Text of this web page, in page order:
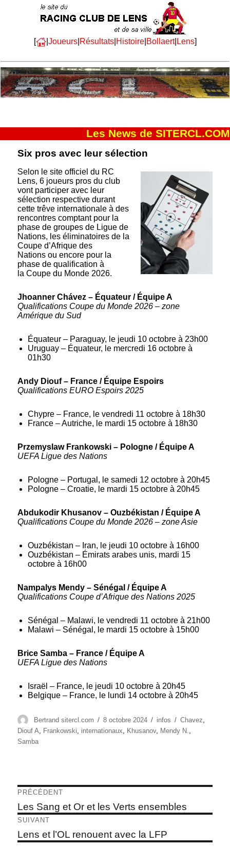
[ | Joueurs| Résultats| Histoire| Bollaert| Lens]
Les News de SITERCL.COM
Six pros avec leur sélection
Selon le site officiel du RC
Lens, 6 joueurs pros du club
vont participer avec leur
sélection respective durant
cette trêve internationale à des
rencontres comptant pour la
phase de groupes de Ligue de
Nations, les éliminatoires de la
Coupe d’Afrique des
Nations ou encore pour la
phase de qualification à
la Coupe du Monde 2026.
Jhoanner Chávez – Équateur / Équipe A
Qualifications Coupe du Monde 2026 – zone
Amérique du Sud
Équateur – Paraguay, le jeudi 10 octobre à 23h00
Uruguay – Équateur, le mercredi 16 octobre à
01h30
Andy Diouf – France / Équipe Espoirs
Qualifications EURO Espoirs 2025
Chypre – France, le vendredi 11 octobre à 18h30
France – Autriche, le mardi 15 octobre à 18h30
Przemyslaw Frankowski – Pologne / Équipe A
UEFA Ligue des Nations
Pologne – Portugal, le samedi 12 octobre à 20h45
Pologne – Croatie, le mardi 15 octobre à 20h45
Abdukodir Khusanov – Ouzbékistan / Équipe A
Qualifications Coupe du Monde 2026 – zone Asie
Ouzbékistan – Iran, le jeudi 10 octobre à 16h00
Ouzbékistan – Émirats arabes unis, mardi 15
octobre à 16h00
Nampalys Mendy – Sénégal / Équipe A
Qualifications Coupe d’Afrique des Nations 2025
Sénégal – Malawi, le vendredi 11 octobre à 21h00
Malawi – Sénégal, le mardi 15 octobre à 15h00
Brice Samba – France / Équipe A
UEFA Ligue des Nations
Israël – France, le jeudi 10 octobre à 20h45
Belgique – France, le lundi 14 octobre à 20h45
Auteur
Bertrand sitercl.com
Publié
le
8 octobre 2024 Catégories
infos Étiquettes
Chavez
Diouf A, Frankowski, internationaux, Khusanov, Mendy N.,
Samba
Navigation
de
l’article
PRÉCÉDENT
Article
précédent :
Les Sang et Or et les Verts ensembles
SUIVANT
Article
suivant :
Lens et l’OL renouent avec la LFP